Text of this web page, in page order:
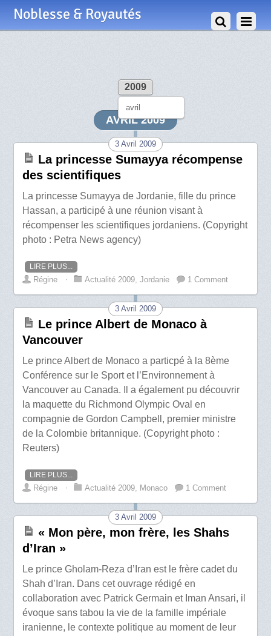
Noblesse & Royautés
2009
avril
AVRIL 2009
3 Avril 2009
La princesse Sumayya récompense
des scientifiques
La princesse Sumayya de Jordanie, fille du prince
Hassan, a participé à une réunion visant à
récompenser les scientifiques jordaniens. (Copyright
photo : Petra News agency)
LIRE PLUS...
Régine ⋅ Actualité 2009,Jordanie 1 Comment
3 Avril 2009
Le prince Albert de Monaco à
Vancouver
Le prince Albert de Monaco a particpé à la 8ème
Conférence sur le Sport et l’Environnement à
Vancouver au Canada. Il a également pu découvrir
la maquette du Richmond Olympic Oval en
compagnie de Gordon Campbell, premier ministre
de la Colombie britannique. (Copyright photo :
Reuters)
LIRE PLUS...
Régine ⋅ Actualité 2009, Monaco 1 Comment
3 Avril 2009
« Mon père, mon frère, les Shahs
d’Iran »
Le prince Gholam-Reza d’Iran est le frère cadet du
Shah d’Iran. Dans cet ouvrage rédigé en
collaboration avec Patrick Germain et Iman Ansari, il
évoque sans tabou la vie de la famille impériale
iranienne, le contexte politique au moment de leur